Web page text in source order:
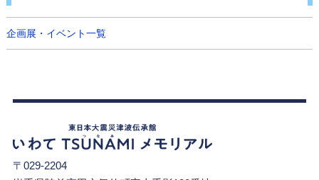
企画展・イベント一覧
〒029-2204